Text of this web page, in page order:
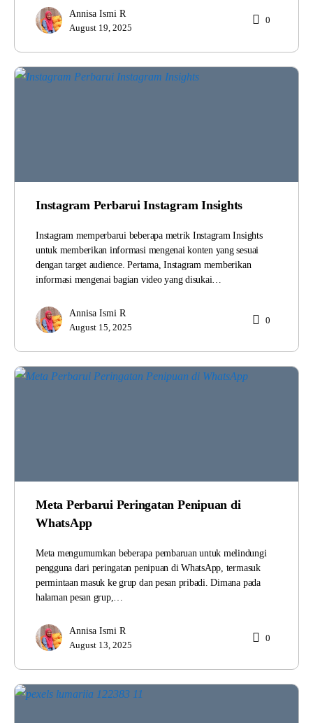
Annisa Ismi R
August 19, 2025
0
Instagram Perbarui Instagram Insights
Instagram memperbarui beberapa metrik Instagram Insights
untuk memberikan informasi mengenai konten yang sesuai
dengan target audience. Pertama, Instagram memberikan
informasi mengenai bagian video yang disukai…
Annisa Ismi R
August 15, 2025
0
Meta Perbarui Peringatan Penipuan di
WhatsApp
Meta mengumumkan beberapa pembaruan untuk melindungi
pengguna dari peringatan penipuan di WhatsApp, termasuk
permintaan masuk ke grup dan pesan pribadi. Dimana pada
halaman pesan grup,…
Annisa Ismi R
August 13, 2025
0